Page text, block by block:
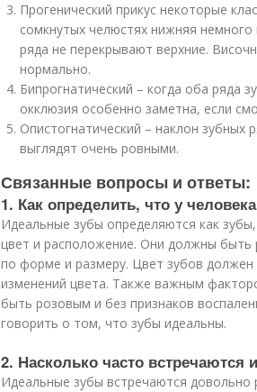
Прогенический прикус некоторые
сомкнутых челюстях нижняя
ряда не перекрывают верхние.
нормально.
Бипрогнатический – когда оба ряда
окклюзия особенно заметна, если
Опистогнатический – наклон зубных
выглядят очень ровными.
Связанные вопросы и ответы:
1. Как определить, что у
Идеальные зубы определяются как
цвет и расположение. Они должны
по форме и размеру. Цвет зубов
изменений цвета. Также важным
быть розовым и без признаков
говорить о том, что зубы идеальны.
2. Насколько часто
Идеальные зубы встречаются